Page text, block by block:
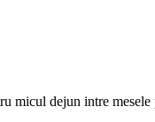
micul dejun intre